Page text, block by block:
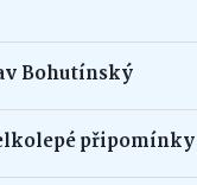
Bohutínský
připomínky